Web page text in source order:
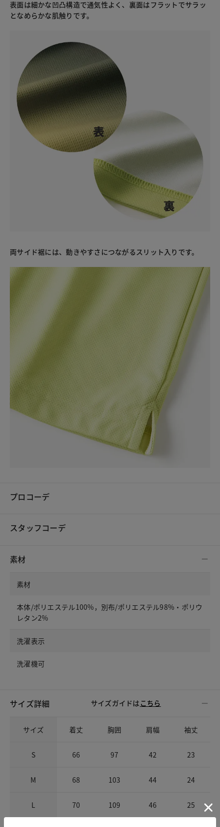
表面は細かな凹凸構造で通気性よく、裏面はフラットでサラッ
となめらかな肌触りです。
両サイド裾には、動きやすさにつながるスリット入りです。
プロコーデ
スタッフコーデ
素材
素材
本体/ポリエステル100%，別布/ポリエステル98%・ポリウ
レタン2%
洗濯表示
洗濯機可
サイズ詳細 サイズガイドは こちら
サイズ 着丈 胸囲 肩幅 袖丈
S 66 97 42 23
M 68 103 44 24
L 70 109 46 25